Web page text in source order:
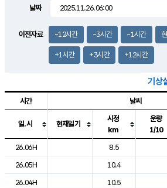
0.2m/s
날짜
이전자료 -12시간 -3시간 -1시간
+1시간 +3시간 +12시간
기상
도시별 기상실황표로 지점, 날씨, 기온, 강수,
시간 날씨
일.시 현재일기
시정
km
운량
1/10
26.06H
8.5
26.05H
10.4
26.04H
10.5